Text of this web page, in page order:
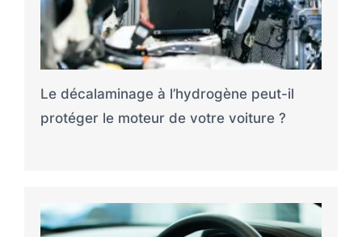
Le décalaminage à l’hydrogène peut-il
protéger le moteur de votre voiture ?